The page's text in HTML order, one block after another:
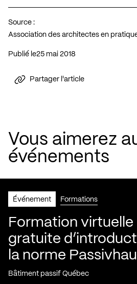
Source :
Association des architectes en
Publié le 25 mai 2018
Partager l'article
Vous aimerez
événements
Événement Formations
Formation virtuelle
gratuite
la norme
Bâtiment passif Québec